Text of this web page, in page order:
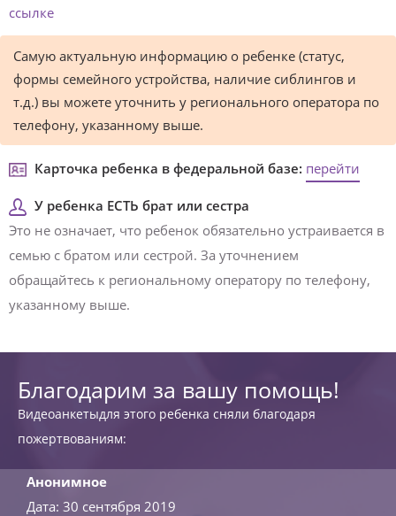
ссылке
Самую актуальную информацию о ребенке (статус,
формы семейного устройства, наличие сиблингов и
т.д.) вы можете уточнить у регионального оператора по
телефону, указанному выше.
Карточка ребенка в федеральной базе: перейти
У ребенка ЕСТЬ брат или сестра
Это не означает, что ребенок обязательно устраивается в
семью с братом или сестрой. За уточнением
обращайтесь к региональному оператору по телефону,
указанному выше.
Благодарим за вашу помощь!
Видеоанкетыдля этого ребенка сняли благодаря
пожертвованиям:
Анонимное
Дата: 30 сентября 2019